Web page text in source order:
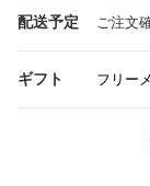
配送予定 ご注文
ギフト フリー